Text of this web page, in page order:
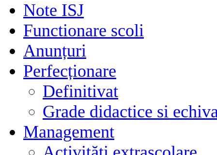
Note ISJ
Functionare scoli
Anunțuri
Perfecționare
Definitivat
Grade didactice si
Management